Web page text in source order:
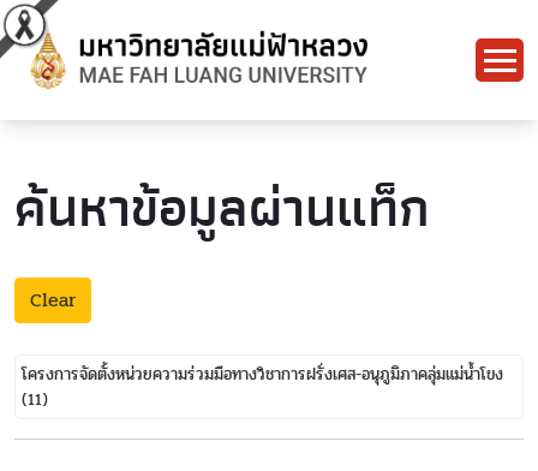
ค้นหาข้อมูลผ่านแท็ก
Clear
โครงการจัดตั้งหน่วยความร่วมมือทางวิชาการฝรั่งเศส-อนุภูมิภาคลุ่มแม่น้ำโขง
(11)